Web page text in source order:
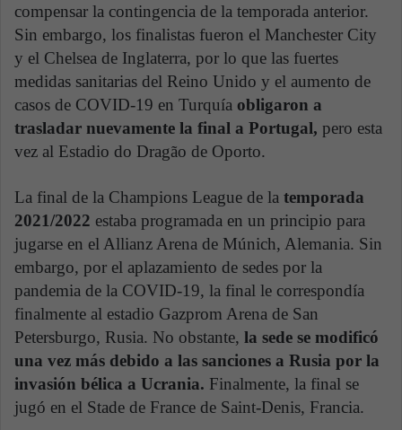
compensar la contingencia de la temporada anterior.
Sin embargo, los finalistas fueron el Manchester City
y el Chelsea de Inglaterra, por lo que las fuertes
medidas sanitarias del Reino Unido y el aumento de
casos de COVID-19 en Turquía obligaron a
trasladar nuevamente la final a Portugal, pero esta
vez al Estadio do Dragão de Oporto.
La final de la Champions League de la temporada
2021/2022 estaba programada en un principio para
jugarse en el Allianz Arena de Múnich, Alemania. Sin
embargo, por el aplazamiento de sedes por la
pandemia de la COVID-19, la final le correspondía
finalmente al estadio Gazprom Arena de San
Petersburgo, Rusia. No obstante, la sede se modificó
una vez más debido a las sanciones a Rusia por la
invasión bélica a Ucrania. Finalmente, la final se
jugó en el Stade de France de Saint-Denis, Francia.